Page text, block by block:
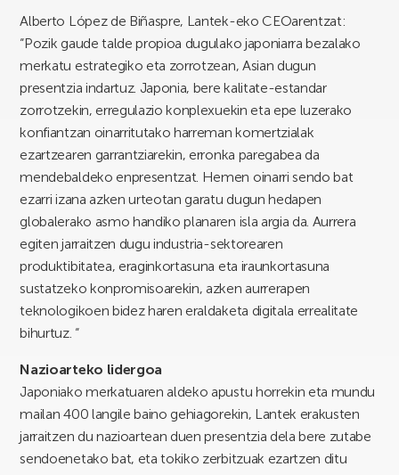
Alberto López de Biñaspre, Lantek-eko CEOarentzat:
“Pozik gaude talde propioa dugulako japoniarra bezalako
merkatu estrategiko eta zorrotzean, Asian dugun
presentzia indartuz. Japonia, bere kalitate-estandar
zorrotzekin, erregulazio konplexuekin eta epe luzerako
konfiantzan oinarritutako harreman komertzialak
ezartzearen garrantziarekin, erronka paregabea da
mendebaldeko enpresentzat. Hemen oinarri sendo bat
ezarri izana azken urteotan garatu dugun hedapen
globalerako asmo handiko planaren isla argia da. Aurrera
egiten jarraitzen dugu industria-sektorearen
produktibitatea, eraginkortasuna eta iraunkortasuna
sustatzeko konpromisoarekin, azken aurrerapen
teknologikoen bidez haren eraldaketa digitala errealitate
bihurtuz. “
Nazioarteko lidergoa
Japoniako merkatuaren aldeko apustu horrekin eta mundu
mailan 400 langile baino gehiagorekin, Lantek erakusten
jarraitzen du nazioartean duen presentzia dela bere zutabe
sendoenetako bat, eta tokiko zerbitzuak ezartzen ditu